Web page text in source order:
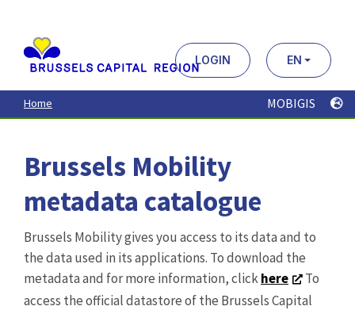
contenu
principal
LOGIN EN
Home MOBIGIS
Brussels Mobility
metadata catalogue
Brussels Mobility gives you access to its data and to
the data used in its applications. To download the
metadata and for more information, clickhere
To
access the official datastore of the Brussels Capital